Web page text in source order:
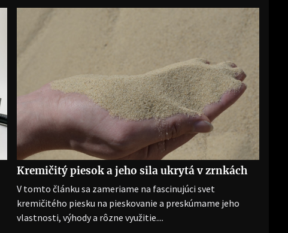
Kremičitý piesok a jeho sila ukrytá v zrnkách
V tomto článku sa zameriame na fascinujúci svet
kremičitého piesku na pieskovanie a preskúmame jeho
vlastnosti, výhody a rôzne využitie....